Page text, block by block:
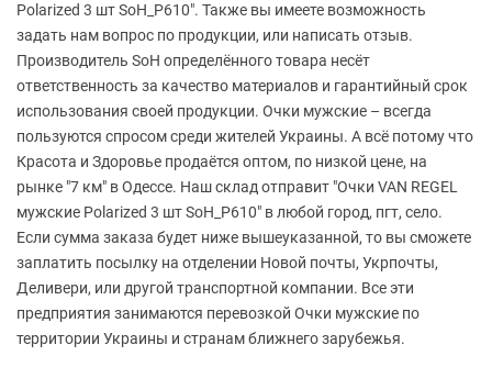
Polarized 3 шт SoH_P610". Также вы имеете возможность
задать нам вопрос по продукции, или написать отзыв.
Производитель SoH определённого товара несёт
ответственность за качество материалов и гарантийный срок
использования своей продукции. Очки мужские – всегда
пользуются спросом среди жителей Украины. А всё потому что
Красота и Здоровье продаётся оптом, по низкой цене, на
рынке "7 км" в Одессе. Наш склад отправит "Очки VAN REGEL
мужские Polarized 3 шт SoH_P610" в любой город, пгт, село.
Если сумма заказа будет ниже вышеуказанной, то вы сможете
заплатить посылку на отделении Новой почты, Укрпочты,
Деливери, или другой транспортной компании. Все эти
предприятия занимаются перевозкой Очки мужские по
территории Украины и странам ближнего зарубежья.